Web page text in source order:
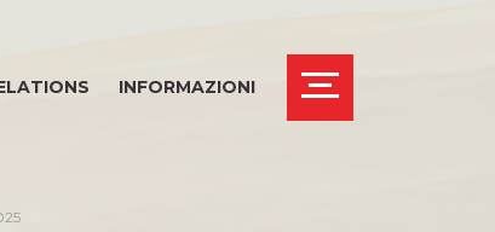
INFORMAZIONI